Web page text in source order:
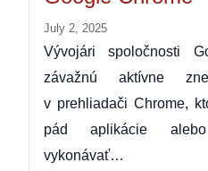
July 2, 2025
Vývojári spoločnosti
závažnú aktívne
v prehliadači Chrome,
pád aplikácie
vykonávať…